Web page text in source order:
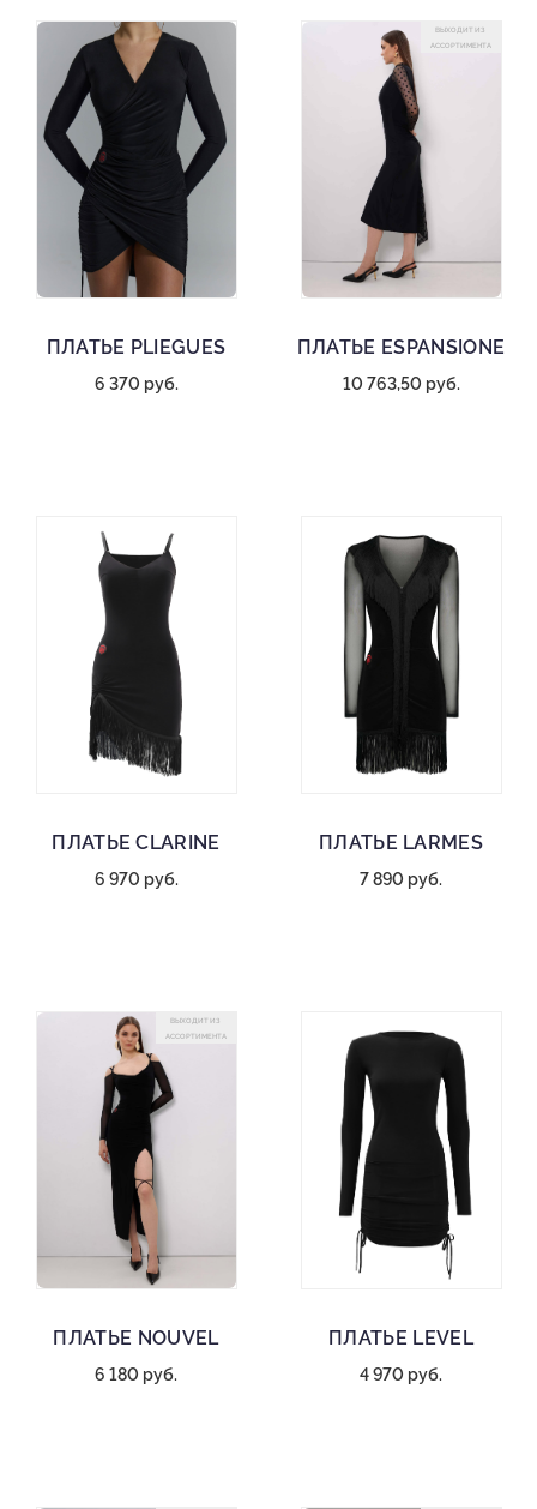
ПЛАТЬЕ PLIEGUES
6 370 руб.
ВЫХОДИТ ИЗ
АССОРТИМЕНТА
ПЛАТЬЕ ESPANSIONE
10 763,50 руб.
ПЛАТЬЕ CLARINE
6 970 руб.
ПЛАТЬЕ LARMES
7 890 руб.
ВЫХОДИТ ИЗ
АССОРТИМЕНТА
ПЛАТЬЕ NOUVEL
6 180 руб.
ПЛАТЬЕ LEVEL
4 970 руб.